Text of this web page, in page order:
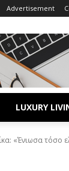
Advertisement
LUXURY
«Ένιωσα τόσο